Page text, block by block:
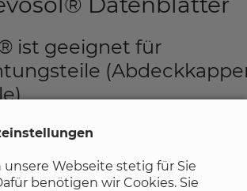
Webseite stetig für Sie
benötigen wir Cookies. Sie
ist geeignet für
50 Shore A:
(PDF)